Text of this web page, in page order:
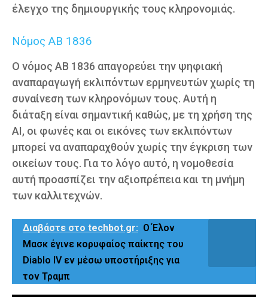
έλεγχο της δημιουργικής τους κληρονομιάς.
Νόμος AB 1836
Ο νόμος AB 1836 απαγορεύει την ψηφιακή
αναπαραγωγή εκλιπόντων ερμηνευτών χωρίς τη
συναίνεση των κληρονόμων τους. Αυτή η
διάταξη είναι σημαντική καθώς, με τη χρήση της
AI, οι φωνές και οι εικόνες των εκλιπόντων
μπορεί να αναπαραχθούν χωρίς την έγκριση των
οικείων τους. Για το λόγο αυτό, η νομοθεσία
αυτή προασπίζει την αξιοπρέπεια και τη μνήμη
των καλλιτεχνών.
Διαβάστε στο techbot.gr: Ο Έλον
Μασκ έγινε κορυφαίος παίκτης του
Diablo IV εν μέσω υποστήριξης για
τον Τραμπ